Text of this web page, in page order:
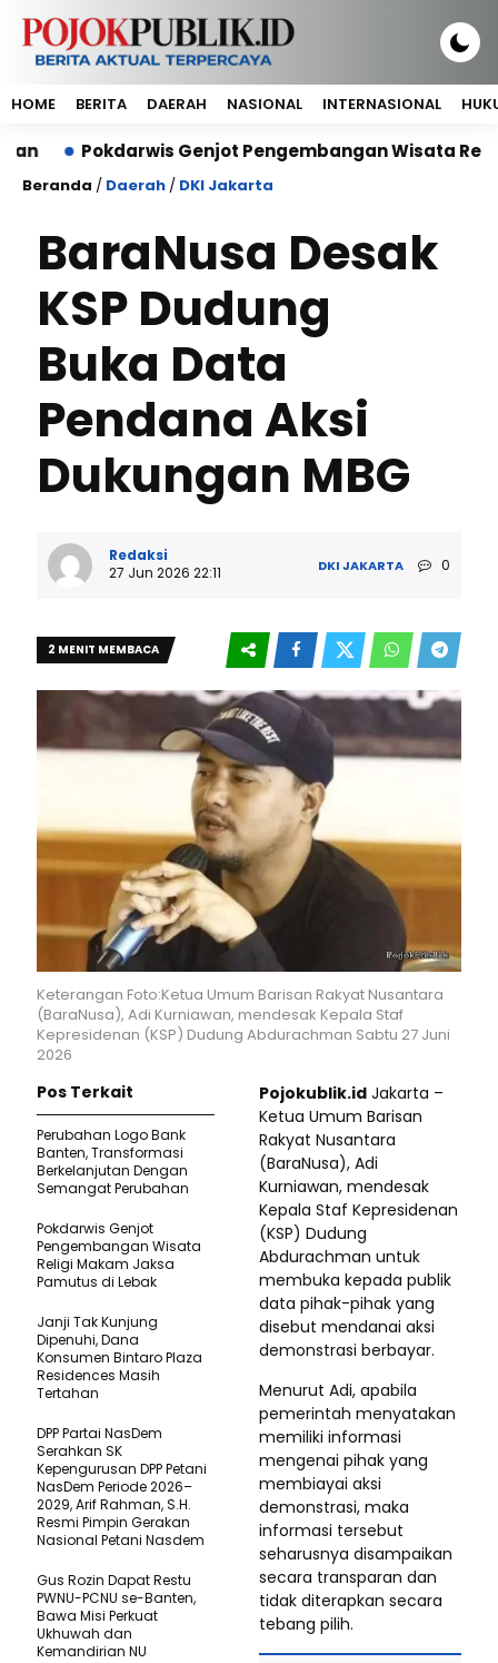
HOME BERITA DAERAH NASIONAL INTERNASIONAL
Pokdarwis Genjot Pengembangan Wisata Religi
Beranda / Daerah / DKI Jakarta
BaraNusa Desak
KSP Dudung
Buka Data
Pendana Aksi
Dukungan MBG
Redaksi
27 Jun 2026 22:11
DKI JAKARTA 0
2 MENIT MEMBACA
Keterangan Foto:Ketua Umum Barisan Rakyat Nusantara
(BaraNusa), Adi Kurniawan, mendesak Kepala Staf
Kepresidenan (KSP) Dudung Abdurachman Sabtu 27 Juni
2026
Pojokublik.id Jakarta –
Ketua Umum Barisan
Rakyat Nusantara
(BaraNusa), Adi
Kurniawan, mendesak
Kepala Staf Kepresidenan
(KSP) Dudung
Abdurachman untuk
membuka kepada publik
data pihak-pihak yang
disebut mendanai aksi
demonstrasi berbayar.
Menurut Adi, apabila
pemerintah menyatakan
memiliki informasi
mengenai pihak yang
membiayai aksi
demonstrasi, maka
informasi tersebut
seharusnya disampaikan
secara transparan dan
tidak diterapkan secara
tebang pilih.
Pos Terkait
Perubahan Logo Bank
Banten, Transformasi
Berkelanjutan Dengan
Semangat Perubahan
Pokdarwis Genjot
Pengembangan Wisata
Religi Makam Jaksa
Pamutus di Lebak
Janji Tak Kunjung
Dipenuhi, Dana
Konsumen Bintaro Plaza
Residences Masih
Tertahan
DPP Partai NasDem
Serahkan SK
Kepengurusan DPP Petani
NasDem Periode 2026–
2029, Arif Rahman, S.H.
Resmi Pimpin Gerakan
Nasional Petani Nasdem
Gus Rozin Dapat Restu
PWNU-PCNU se-Banten,
Bawa Misi Perkuat
Ukhuwah dan
Kemandirian NU